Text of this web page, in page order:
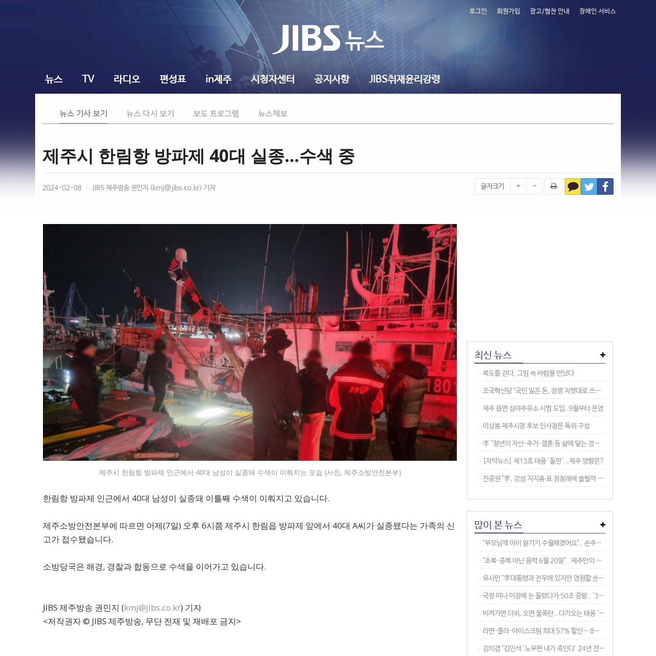
장애인 서비스
광고/협찬 안내
회원가입
로그인
뉴스 TV 라디오 편성표 in제주 시청자센터 공지사항 JIBS취재윤리강령
뉴스 기사 보기 뉴스 다시 보기 보도 프로그램 뉴스제보
제주시 한림항 방파제 40대 실종...수색 중
2024-02-08 JIBS 제주방송 권민지 (kmj@jibs.co.kr) 기자 글자크기 + -
제주시 한림항 방파제 인근에서 40대 남성이 실종돼 수색이 이뤄지는 모습 (사진, 제주소방안전본부)
한림항 방파제 인근에서 40대 남성이 실종돼 이틀째 수색이 이뤄지고 있습니다.
제주소방안전본부에 따르면 어제(7일) 오후 6시쯤 제주시 한림읍 방파제 앞에서 40대 A씨가 실종됐다는 가족의 신
고가 접수됐습니다.
소방당국은 해경, 경찰과 합동으로 수색을 이어가고 있습니다.
JIBS 제주방송 권민지 (kmj@jibs.co.kr) 기자
<저작권자 © JIBS 제주방송, 무단 전재 및 재배포 금지>
최신 뉴스
∙︎ 복도를 걷다, 그림 속 바람을 만났다
∙︎ 조국혁신당 "국민 잃은 돈, 정쟁 지렛대로 쓰지 말라"
∙︎ 제주 읍면 심야주유소 시범 도입..9월부터 운영
∙︎ 이상봉 제주시장 후보 인사청문 특위 구성
∙︎ 李 "청년의 자산·주거·결혼 등 삶에 닿는 정책 필요.. 취약계층 되어 간다"
∙︎ [자막뉴스] 제13호 태풍 '돌핀'...제주 영향은?
∙︎ 진중권 "李, 강성 지지층 표 정청래에 쏠릴까 봐 형소법 거부권 행사 안 해"
많이 본 뉴스
∙ "부모님께 아이 맡기기 수월해졌어요".. 손주돌봄수당 90%가 '만족'
∙ "초복·중복 아닌 음력 6월 20일".. 제주만의 전통 복날 '닭 잡아 먹는 날'
∙ 유시민 "李대통령과 전우애 있지만 영원할 순 없어.. 관계보다 할 말 한다"
∙ 국장 떠나 미장에 눈 돌렸다가 50조 증발.. '3배 ETF' 투자 직격탄
∙ 비켜가면 더위, 오면 물폭탄.. 다가오는 태풍 '돌핀' 경로 '촉각'
∙ 라면·콜라·아이스크림 최대 57% 할인… 8월 장바구니 할인전
∙ 김의겸 "김민석 '노무현 내가 죽인다' 24년 전 기사 정정"